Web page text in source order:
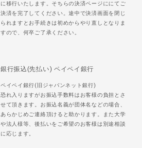
に移行いたします。そちらの決済ページににてご
決済を完了してください。途中で決済画面を閉じ
られますとお手続きは初めからやり直しとなりま
すので、何卒ご了承ください。
銀行振込(先払い) ペイペイ銀行
ペイペイ銀行(旧ジャパンネット銀行)
恐れ入りますがお振込手数料はお客様の負担とさ
せて頂きます。お振込名義が団体名などの場合、
あらかじめご連絡頂けると助かります。また大学
や法人様等、後払いをご希望のお客様は別途相談
に応じます。